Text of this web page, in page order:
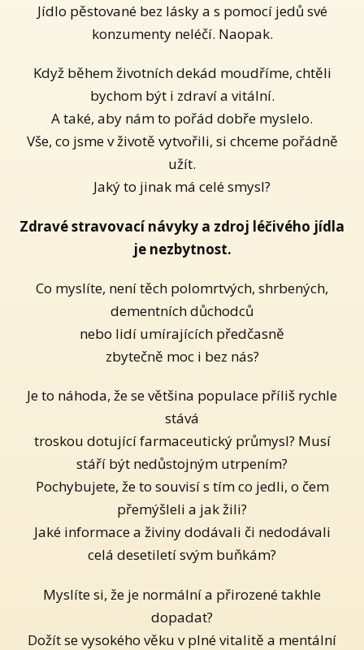
Jídlo pěstované bez lásky a s pomocí jedů své
konzumenty neléčí. Naopak.
Když během životních dekád moudříme, chtěli
bychom být i zdraví a vitální.
A také, aby nám to pořád dobře myslelo.
Vše, co jsme v životě vytvořili, si chceme pořádně
užít.
Jaký to jinak má celé smysl?
Zdravé stravovací návyky a zdroj léčivého jídla
je nezbytnost.
Co myslíte, není těch polomrtvých, shrbených,
dementních důchodců
nebo lidí umírajících předčasně
zbytečně moc i bez nás?
Je to náhoda, že se většina populace příliš rychle
stává
troskou dotující farmaceutický průmysl? Musí
stáří být nedůstojným utrpením?
Pochybujete, že to souvisí s tím co jedli, o čem
přemýšleli a jak žili?
Jaké informace a živiny dodávali či nedodávali
celá desetiletí svým buňkám?
Myslíte si, že je normální a přirozené takhle
dopadat?
Dožít se vysokého věku v plné vitalitě a mentální